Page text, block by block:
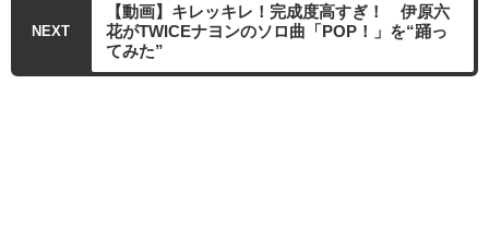
NEXT
【動画】キレッキレ！完成度高すぎ！ 伊原六
花がTWICEナヨンのソロ曲「POP！」を“踊っ
てみた”